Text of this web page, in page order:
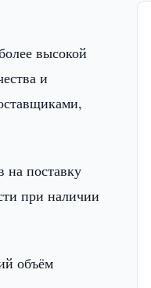
высокой
и
на поставку
при наличии
объём